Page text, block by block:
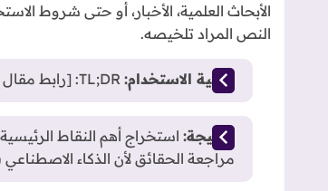
النص المراد تلخيصه.
كيفية الاستخدام:
النتيجة: استخراج أهم النقاط
مراجعة الحقائق لأن الذكاء